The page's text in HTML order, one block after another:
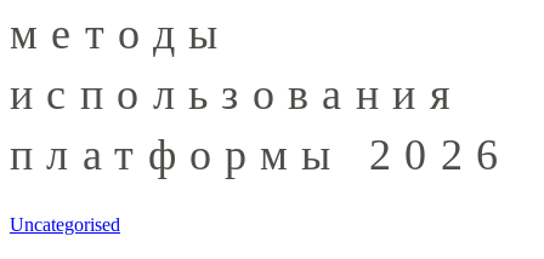
методы
использования
платформы 2026
Uncategorised